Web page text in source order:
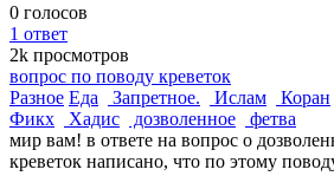
0 голосов
1 ответ
2k просмотров
вопрос по поводу креветок
Разное Еда Запретное. Ислам Коран
Фикх
Хадис дозволенное
фетва
мир вам! в ответе на вопрос о
креветок написано, что по этому